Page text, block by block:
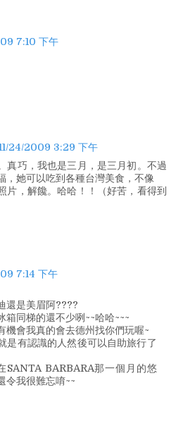
7:10 下午
24/2009 3:29 下午
真巧，我也是三月，是三月初。不過
，她可以吃到各種台灣美食，不像
片，解饞。哈哈！！（好苦，看得到
7:14 下午
還是美眉阿????
箱同梯的還不少咧~~哈哈~~~
機會我真的會去德州找你們玩喔~
是有認識的人然後可以自助旅行了
SANTA BARBARA那一個月的悠
令我很難忘唷~~